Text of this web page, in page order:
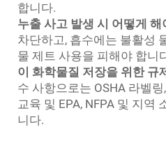
합니다.
누출 사고 발생 시 어떻게 해
차단하고, 흡수에는 불활성
물 제트 사용을 피해야 합니
이 화학물질 저장을 위한 규
수 사항으로는 OSHA 라벨
교육 및 EPA, NFPA 및 지역
니다.